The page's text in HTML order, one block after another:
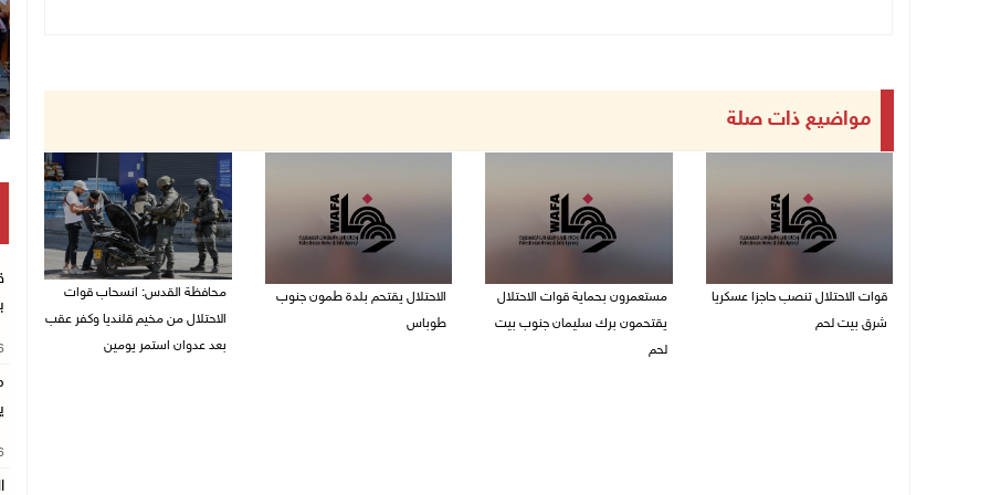
مواضيع ذات صلة
قوات الاحتلال تنصب حاجزا عسكريا
شرق بيت لحم
مستعمرون بحماية قوات الاحتلال
يقتحمون برك سليمان جنوب بيت
لحم
الاحتلال يقتحم بلدة طمون جنوب
طوباس
محافظة القدس: انسحاب قوات
الاحتلال من مخيم قلنديا وكفر عقب
بعد عدوان استمر يومين